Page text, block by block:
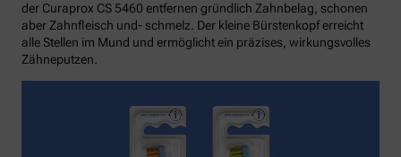
der Curaprox CS 5460 entfernen gründlich Zahnbelag, schonen
aber Zahnfleisch und- schmelz. Der kleine Bürstenkopf erreicht
alle Stellen im Mund und ermöglicht ein präzises, wirkungsvolles
Zähneputzen.